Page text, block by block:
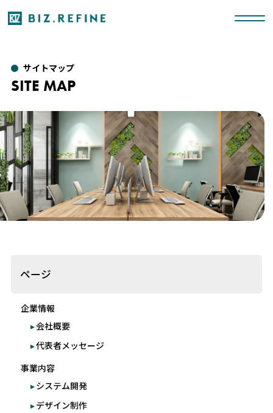
サイトマップ
SITE MAP
ページ
企業情報
会社概要
代表者メッセージ
事業内容
システム開発
デザイン制作